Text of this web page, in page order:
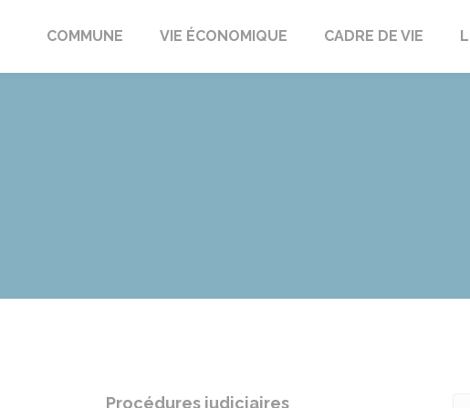
RémuzatCOMMUNE VIE ÉCONOMIQUE CADRE DE VIE
Procédures judiciaires